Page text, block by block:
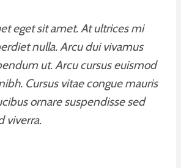
eget sit amet. At ultrices mi
nulla. Arcu dui vivamus
ut. Arcu cursus euismod
Cursus vitae congue mauris
ornare suspendisse sed
viverra.